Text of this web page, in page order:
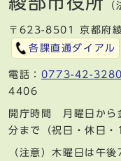
〒623-8501 京都府
各課直通ダイアル
電話： 0773-42-3280
4406
開庁時間 月曜日から
分まで（祝日・休日
（注意）木曜日は午